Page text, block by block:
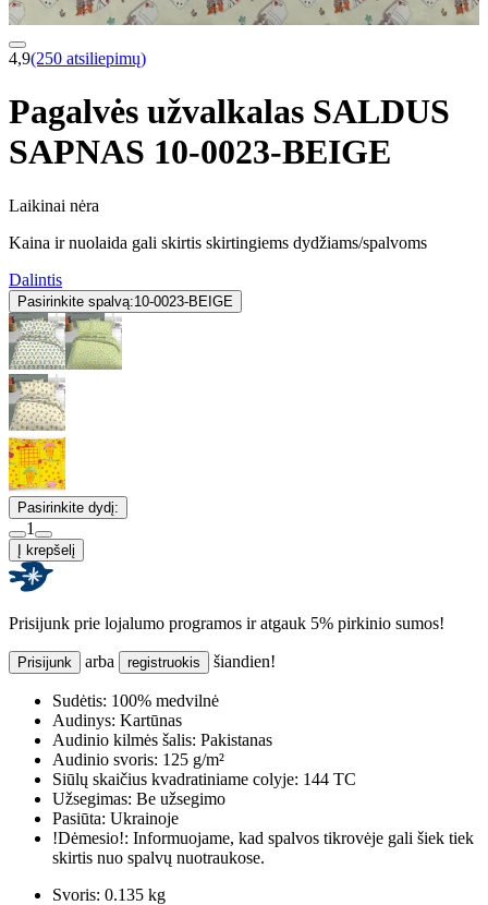
4,9(250 atsiliepimų)
Pagalvės užvalkalas SALDUS
SAPNAS 10-0023-BEIGE
Laikinai nėra
Kaina ir nuolaida gali skirtis skirtingiems dydžiams/spalvoms
Dalintis
Pasirinkite spalvą:10-0023-BEIGE
Pasirinkite dydį:
1
Į krepšelį
Prisijunk prie lojalumo programos ir atgauk 5% pirkinio sumos!
Prisijunk arba registruokis šiandien!
Sudėtis: 100% medvilnė
Audinys: Kartūnas
Audinio kilmės šalis: Pakistanas
Audinio svoris: 125 g/m²
Siūlų skaičius kvadratiniame colyje: 144 TC
Užsegimas: Be užsegimo
Pasiūta: Ukrainoje
!Dėmesio!: Informuojame, kad spalvos tikrovėje gali šiek tiek
skirtis nuo spalvų nuotraukose.
Svoris: 0.135 kg